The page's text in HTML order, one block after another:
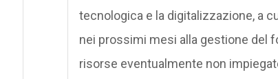
tecnologica e la digitalizzazione, a
nei prossimi mesi alla gestione del
risorse eventualmente non